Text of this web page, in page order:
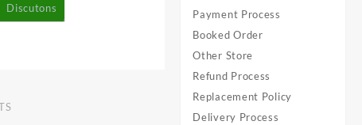
Discutons
Payment Process
Booked Order
Other Store
Refund Process
Replacement Policy
Delivery Process